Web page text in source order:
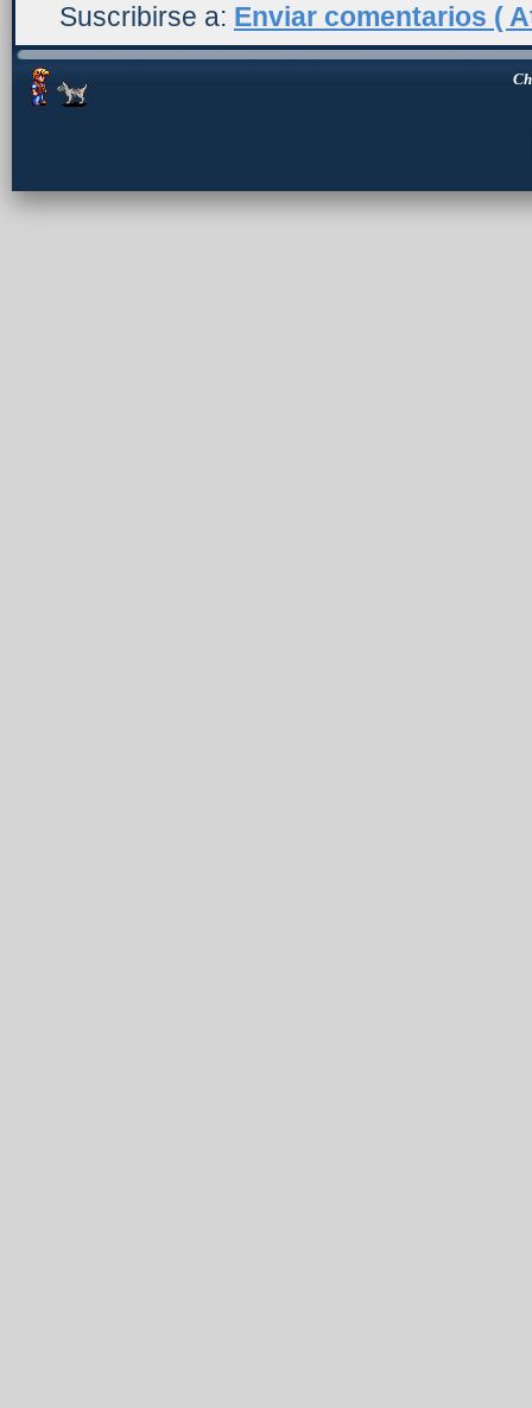
Suscribirse a: Enviar comentarios (